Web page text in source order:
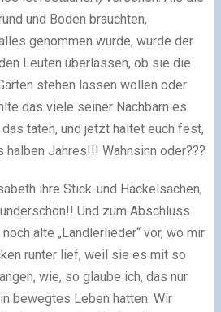
und Boden brauchten,
genommen wurde, wurde der
Leuten überlassen, ob sie die
stehen lassen wollen oder
das viele seiner Nachbarn es
taten, und jetzt haltet euch fest,
halben Jahres!!! Wahnsinn oder???
ihre Stick-und Häckelsachen,
Und zum Abschluss
alte „Landlerlieder“ vor, wo mir
runter lief, weil sie es mit so
wie, so glaube ich, das nur
bewegtes Leben hatten. Wir